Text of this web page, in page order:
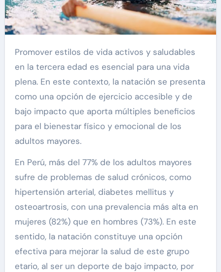
Promover estilos de vida activos y saludables
en la tercera edad es esencial para una vida
plena. En este contexto, la natación se presenta
como una opción de ejercicio accesible y de
bajo impacto que aporta múltiples beneficios
para el bienestar físico y emocional de los
adultos mayores.
En Perú, más del 77% de los adultos mayores
sufre de problemas de salud crónicos, como
hipertensión arterial, diabetes mellitus y
osteoartrosis, con una prevalencia más alta en
mujeres (82%) que en hombres (73%). En este
sentido, la natación constituye una opción
efectiva para mejorar la salud de este grupo
etario, al ser un deporte de bajo impacto, por